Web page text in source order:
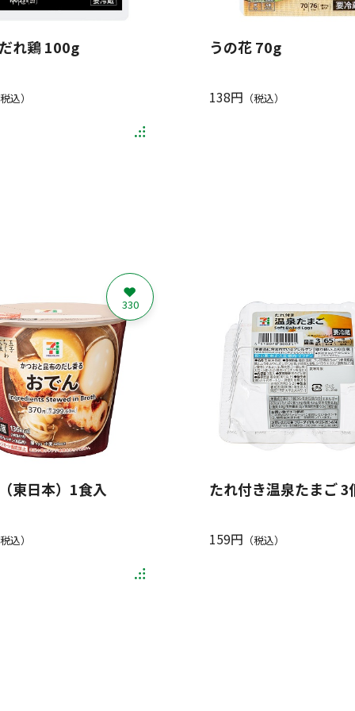
れ鶏 100g
込）
うの花 70g
138円 （税込）
東日本）1食入
込）
330
たれ付き温泉たまご 3
159円 （税込）